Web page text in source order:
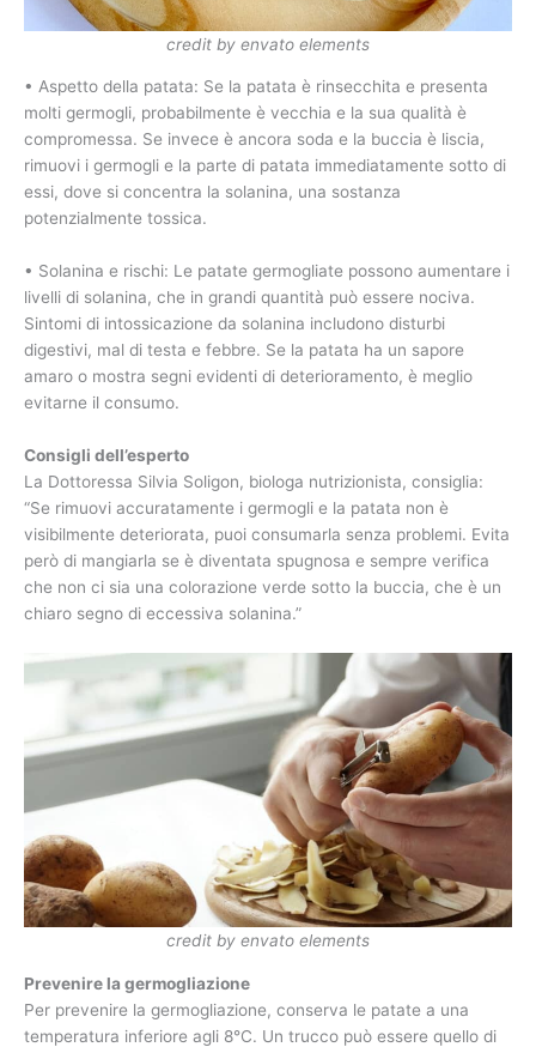
credit by envato elements
• Aspetto della patata: Se la patata è rinsecchita e presenta
molti germogli, probabilmente è vecchia e la sua qualità è
compromessa. Se invece è ancora soda e la buccia è liscia,
rimuovi i germogli e la parte di patata immediatamente sotto di
essi, dove si concentra la solanina, una sostanza
potenzialmente tossica.
• Solanina e rischi: Le patate germogliate possono aumentare i
livelli di solanina, che in grandi quantità può essere nociva.
Sintomi di intossicazione da solanina includono disturbi
digestivi, mal di testa e febbre. Se la patata ha un sapore
amaro o mostra segni evidenti di deterioramento, è meglio
evitarne il consumo.
Consigli dell’esperto
La Dottoressa Silvia Soligon, biologa nutrizionista, consiglia:
“Se rimuovi accuratamente i germogli e la patata non è
visibilmente deteriorata, puoi consumarla senza problemi. Evita
però di mangiarla se è diventata spugnosa e sempre verifica
che non ci sia una colorazione verde sotto la buccia, che è un
chiaro segno di eccessiva solanina.”
credit by envato elements
Prevenire la germogliazione
Per prevenire la germogliazione, conserva le patate a una
temperatura inferiore agli 8°C. Un trucco può essere quello di